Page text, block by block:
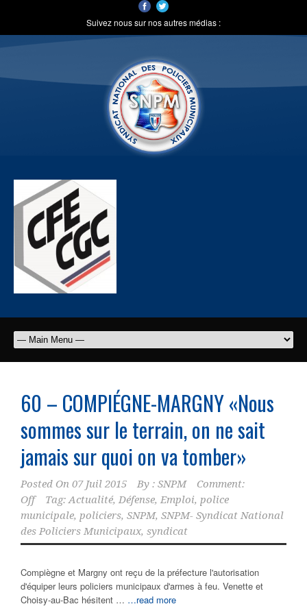
Suivez nous sur nos autres médias :
60 – COMPIÉGNE-MARGNY «Nous
sommes sur le terrain, on ne sait
jamais sur quoi on va tomber»
Posted On 07 Juil 2015 By : SNPM
Comment:
Off
Tag:Actualité, Défense, Emploi, police
municipale, policiers, SNPM, SNPM- Syndicat National
des Policiers Municipaux, syndicat
Compiègne et Margny ont reçu de la préfecture l'autorisation
d'équiper leurs policiers municipaux d'armes à feu. Venette et
Choisy-au-Bac hésitent … …read more